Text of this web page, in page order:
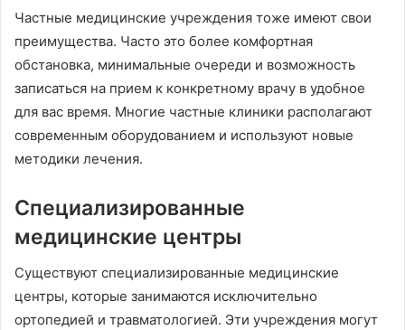
Частные медицинские учреждения тоже имеют свои
преимущества. Часто это более комфортная
обстановка, минимальные очереди и возможность
записаться на прием к конкретному врачу в удобное
для вас время. Многие частные клиники располагают
современным оборудованием и используют новые
методики лечения.
Специализированные
медицинские центры
Существуют специализированные медицинские
центры, которые занимаются исключительно
ортопедией и травматологией. Эти учреждения могут